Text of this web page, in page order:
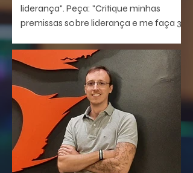
liderança". Peça: "Critique minhas
premissas sobre liderança e me faça 3
conseguindo responder".